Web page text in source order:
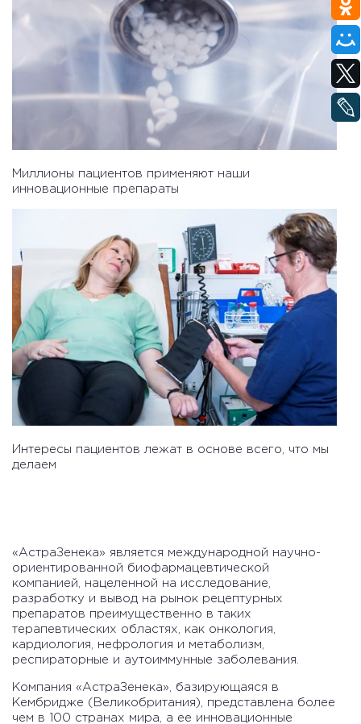
«АстраЗенека» является международной научно-
ориентированной биофармацевтической
компанией, нацеленной на исследование,
разработку и вывод на рынок рецептурных
препаратов преимущественно в таких
терапевтических областях, как онкология,
кардиология, нефрология и метаболизм,
респираторные и аутоиммунные заболевания.
Компания «АстраЗенека», базирующаяся в
Кембридже (Великобритания), представлена более
чем в 100 странах мира, а ее инновационные
Миллионы пациентов применяют наши
инновационные препараты
Интересы пациентов лежат в основе всего, что мы
делаем